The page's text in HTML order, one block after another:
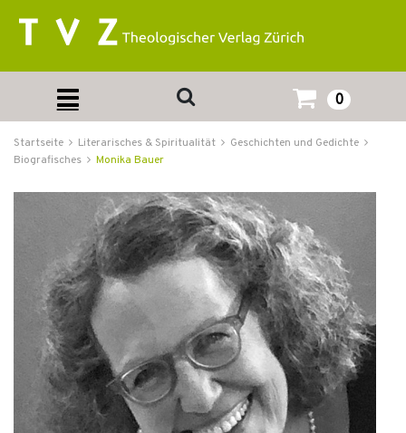
0
Startseite Literarisches & Spiritualität
Geschichten und Gedichte
Biografisches
Monika Bauer